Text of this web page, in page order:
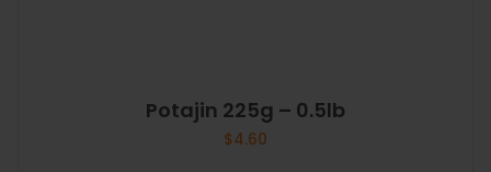
Potajin 225g – 0.5lb
$4.60